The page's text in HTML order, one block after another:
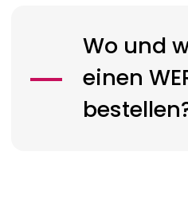
Wo und
einen